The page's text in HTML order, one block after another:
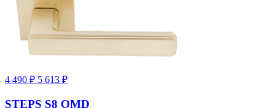
4 490 ₽ 5 613 ₽
STEPS S8 OMD